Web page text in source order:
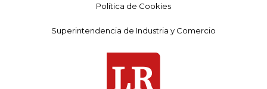
Política de Cookies
Superintendencia de Industria y Comercio